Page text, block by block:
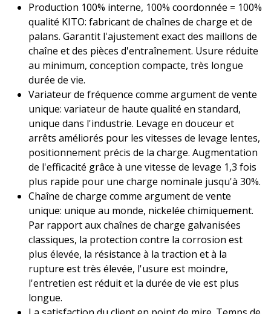
Production 100% interne, 100% coordonnée = 100%
qualité KITO: fabricant de chaînes de charge et de
palans. Garantit l'ajustement exact des maillons de
chaîne et des pièces d'entraînement. Usure réduite
au minimum, conception compacte, très longue
durée de vie.
Variateur de fréquence comme argument de vente
unique: variateur de haute qualité en standard,
unique dans l'industrie. Levage en douceur et
arrêts améliorés pour les vitesses de levage lentes,
positionnement précis de la charge. Augmentation
de l'efficacité grâce à une vitesse de levage 1,3 fois
plus rapide pour une charge nominale jusqu'à 30%.
Chaîne de charge comme argument de vente
unique: unique au monde, nickelée chimiquement.
Par rapport aux chaînes de charge galvanisées
classiques, la protection contre la corrosion est
plus élevée, la résistance à la traction et à la
rupture est très élevée, l'usure est moindre,
l'entretien est réduit et la durée de vie est plus
longue.